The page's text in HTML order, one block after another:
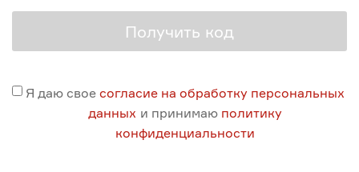
Получить код
Я даю свое согласие на обработку персональных
данных и принимаю политику
конфиденциальности